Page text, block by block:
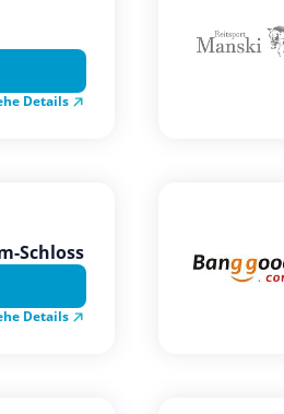
Details
Schloss
Details